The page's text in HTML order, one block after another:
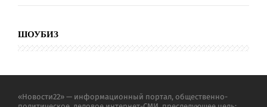
ШОУБИЗ
«Новости22» — информационный портал, общественно-